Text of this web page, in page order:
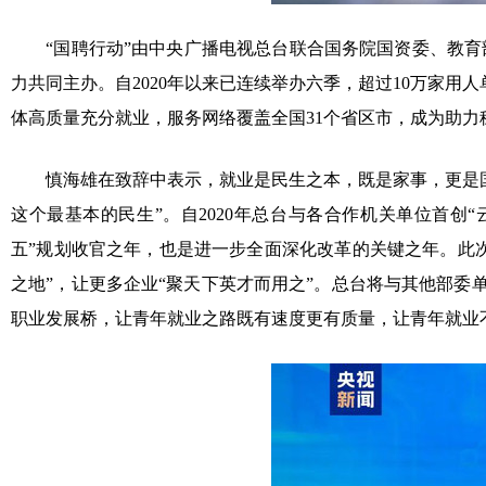
“国聘行动”由中央广播电视总台联合国务院国资委、教育
力共同主办。自2020年以来已连续举办六季，超过10万家用
体高质量充分就业，服务网络覆盖全国31个省区市，成为助
慎海雄在致辞中表示，就业是民生之本，既是家事，更是
这个最基本的民生”。自2020年总台与各合作机关单位首创
五”规划收官之年，也是进一步全面深化改革的关键之年。
之地”，让更多企业“聚天下英才而用之”。总台将与其他部委
职业发展桥，让青年就业之路既有速度更有质量，让青年就业